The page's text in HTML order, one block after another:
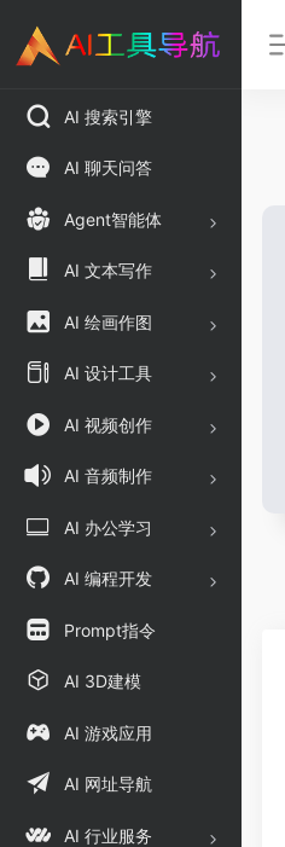
AI 搜索引擎
AI 聊天问答
Agent智能体
AI 文本写作
AI 绘画作图
AI 设计工具
AI 视频创作
AI 音频制作
AI 办公学习
AI 编程开发
Prompt指令
AI 3D建模
AI 游戏应用
AI 网址导航
AI 行业服务